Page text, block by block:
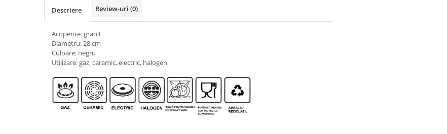
Descriere Review-uri (0)
Acoperire: granit
Diametru: 28 cm
Culoare: negru
Utilizare: gaz, ceramic, electric, halogen